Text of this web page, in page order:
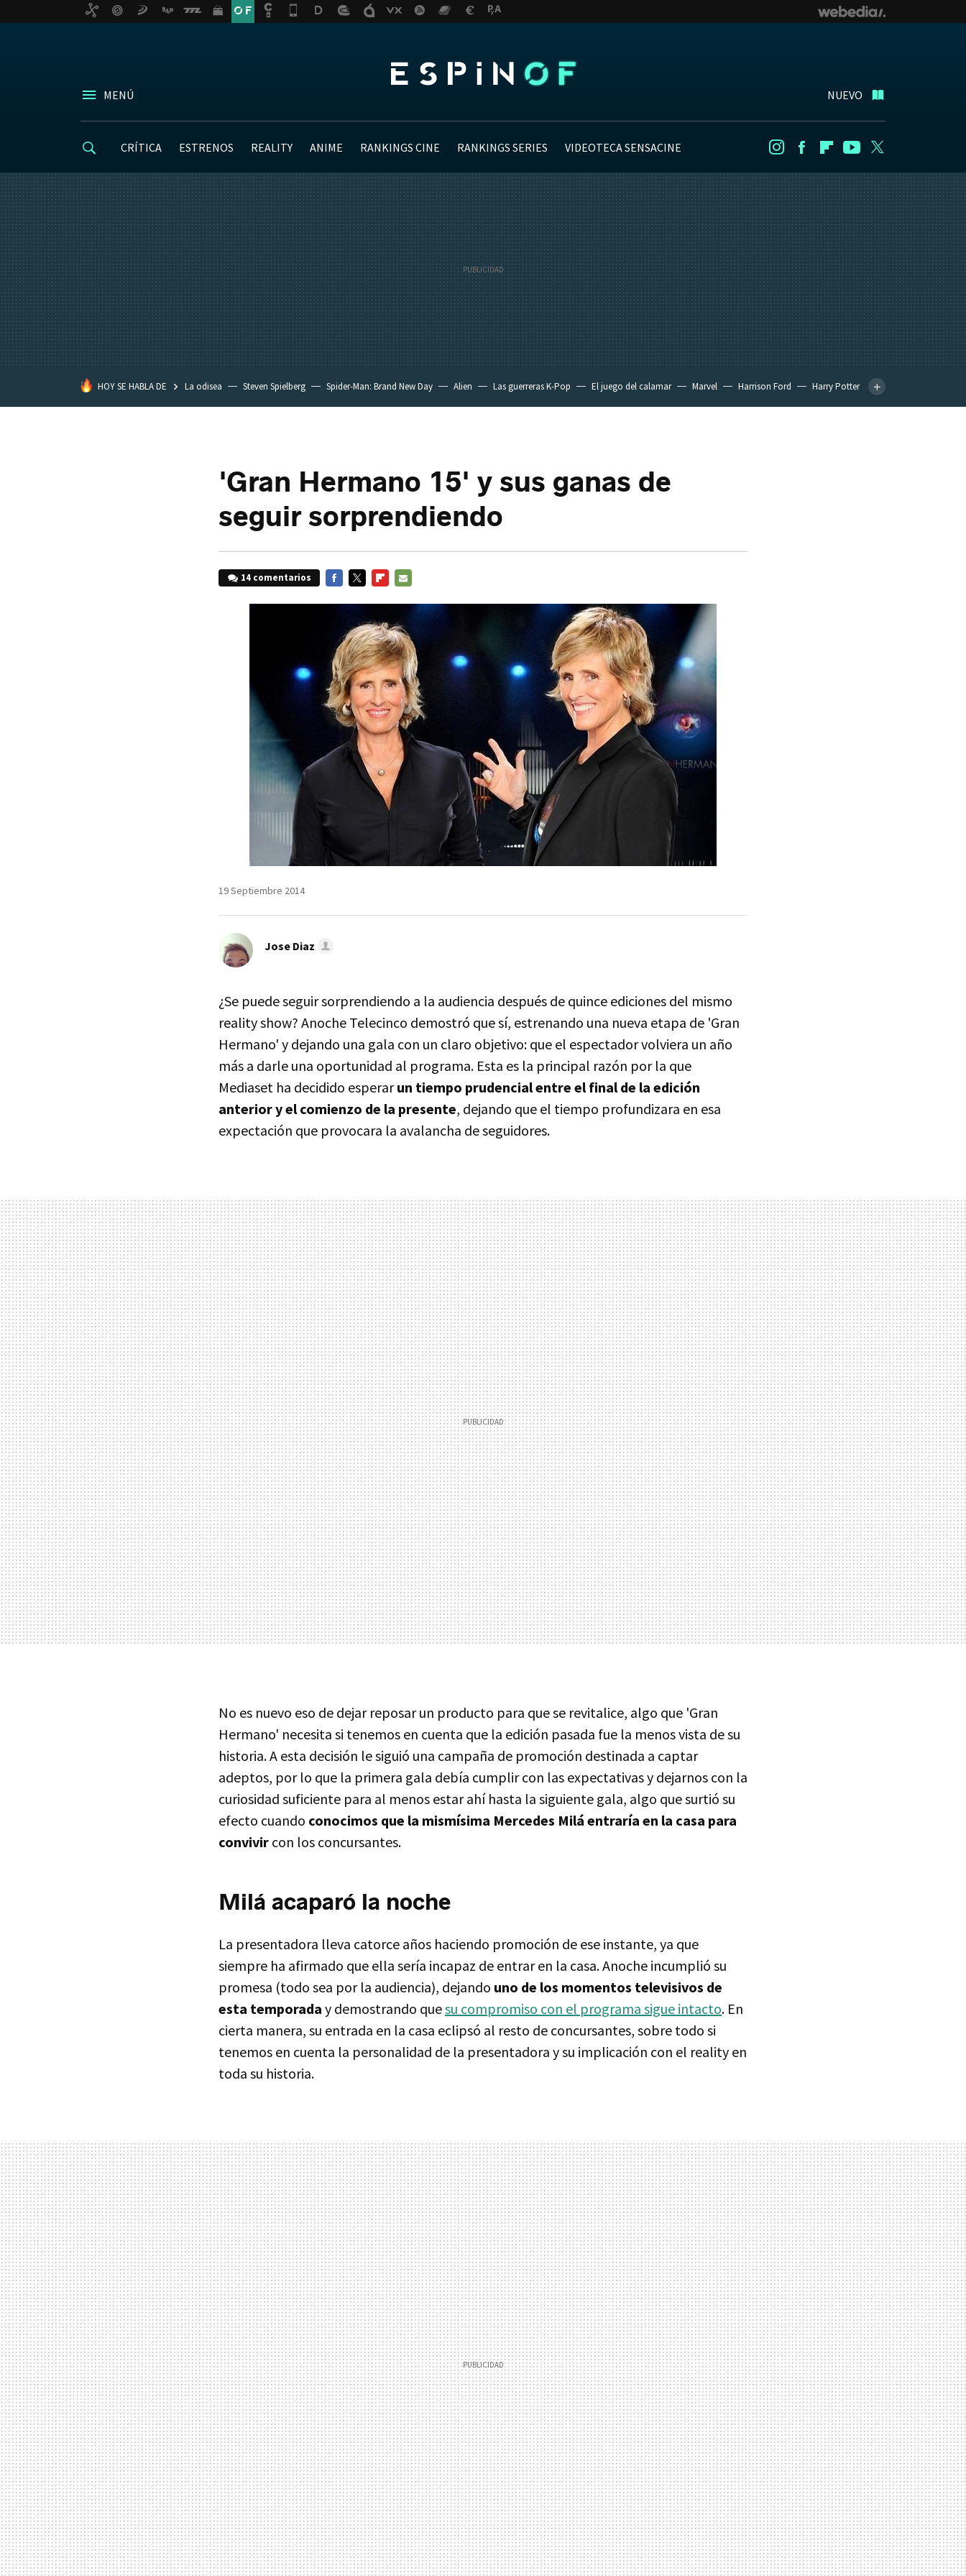
MENÚ NUEVO
CRÍTICA ESTRENOS REALITY ANIME RANKINGS CINE RANKINGS SERIES VIDEOTECA SENSACINE InstagramFacebookFlipboard
Youtube
HOY SE HABLA DE La odisea Steven Spielberg Spider-Man: Brand New Day Alien Las guerreras K-Pop El juego del calamar Marvel Harrison Ford
Harry Potter
'Gran Hermano 15' y sus ganas de
seguir sorprendiendo
14 comentarios
19 Septiembre 2014
Jose Diaz
¿Se puede seguir sorprendiendo a la audiencia después de quince ediciones del mismo
reality show? Anoche Telecinco demostró que sí, estrenando una nueva etapa de 'Gran
Hermano' y dejando una gala con un claro objetivo: que el espectador volviera un año
más a darle una oportunidad al programa. Esta es la principal razón por la que
Mediaset ha decidido esperarun tiempo prudencial entre el final de la edición
anterior y el comienzo de la presente, dejando que el tiempo profundizara en esa
expectación que provocara la avalancha de seguidores.
No es nuevo eso de dejar reposar un producto para que se revitalice, algo que 'Gran
Hermano' necesita si tenemos en cuenta que la edición pasada fue la menos vista de su
historia. A esta decisión le siguió una campaña de promoción destinada a captar
adeptos, por lo que la primera gala debía cumplir con las expectativas y dejarnos con la
curiosidad suficiente para al menos estar ahí hasta la siguiente gala, algo que surtió su
efecto cuando conocimos que la mismísima Mercedes Milá entraría en la casa para
convivir con los concursantes.
Milá acaparó la noche
La presentadora lleva catorce años haciendo promoción de ese instante, ya que
siempre ha afirmado que ella sería incapaz de entrar en la casa. Anoche incumplió su
promesa (todo sea por la audiencia), dejando uno de los momentos televisivos de
esta temporada y demostrando quesu compromiso con el programa sigue intacto. En
cierta manera, su entrada en la casa eclipsó al resto de concursantes, sobre todo si
tenemos en cuenta la personalidad de la presentadora y su implicación con el reality en
toda su historia.